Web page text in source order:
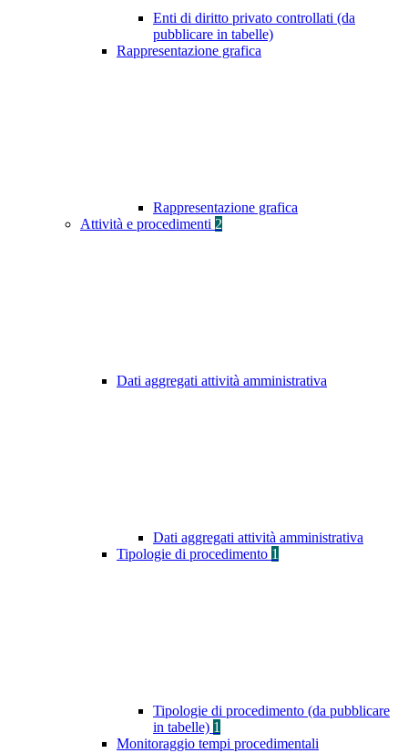
Enti di diritto privato controllati (da
pubblicare in tabelle)
Rappresentazione grafica
Rappresentazione grafica
Attività e procedimenti 2
Dati aggregati attività amministrativa
Dati aggregati attività amministrativa
Tipologie di procedimento 1
Tipologie di procedimento (da pubblicare
in tabelle) 1
Monitoraggio tempi procedimentali